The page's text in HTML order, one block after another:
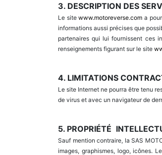
3. DESCRIPTION DES
Le sitewww.motoreverse.com a
informations aussi précises que
partenaires qui lui fournissent ces
renseignements figurant sur le site
4. LIMITATIONS
Le site Internet ne pourra être tenu
de virus et avec un navigateur de
5. PROPRIÉTÉ
Sauf mention contraire, la SAS
images, graphismes, logo, icônes.